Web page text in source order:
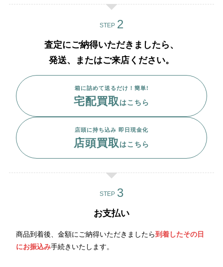
STEP
査定にご納得いただきましたら、
発送、またはご来店ください。
箱に詰めて送るだけ！簡単!
宅配買取 はこちら
店頭に持ち込み 即日現金化
店頭買取 はこちら
STEP
お支払い
商品到着後、金額にご納得いただきましたら到着したその日
にお振込み手続きいたします。